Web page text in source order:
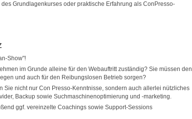
Grundlagenkurses oder praktische Erfahrung als ConPresso-
Show"!
im Grunde alleine für den Webauftritt zuständig? Sie müssen den
und auch für den Reibungslosen Betrieb sorgen?
Sie nicht nur Con Presso-Kenntnisse, sondern auch allerlei nützliches
Backup sowie Suchmaschinenoptimierung und -marketing.
ggf. vereinzelte Coachings sowie Support-Sessions